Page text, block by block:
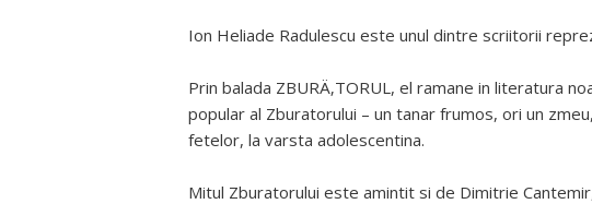
Ion Heliade Radulescu este unul dintre scriitorii
Prin balada ZBURÄ‚TORUL, el ramane in literatura
popular al Zburatorului – un tanar frumos, ori un
fetelor, la varsta adolescentina.
Mitul Zburatorului este amintit si de Dimitrie